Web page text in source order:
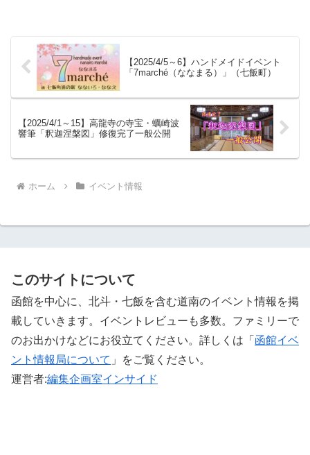
【2025/4/5～6】ハンドメイドイベント
「7marché（ななまる）」（七飯町）
【2025/4/1～15】高龍寺の寺宝・蠣崎波
響筆「釈迦涅槃図」修復完了一般公開
ホーム イベント情報
このサイトについて
函館を中心に、北斗・七飯を含む道南のイベント情報を掲
載していきます。イベントレビューも多数。ファミリーで
のお出かけなどにお役立てください。詳しくは「 函館イベ
ント情報局について 」をご覧ください。 ‎
運営者:編集企画室インサイド